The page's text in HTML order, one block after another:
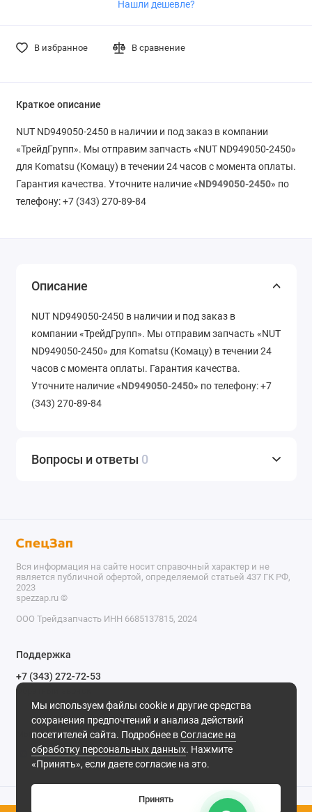
Нашли дешевле?
В избранное В сравнение
Краткое описание
NUT ND949050-2450 в наличии и под заказ в компании
«ТрейдГрупп». Мы отправим запчасть «NUT ND949050-2450»
для Komatsu (Комацу) в течении 24 часов с момента оплаты.
Гарантия качества. Уточните наличие «ND949050-2450» по
телефону: +7 (343) 270-89-84
Описание
NUT ND949050-2450 в наличии и под заказ в
компании «ТрейдГрупп». Мы отправим запчасть «NUT
ND949050-2450» для Komatsu (Комацу) в течении 24
часов с момента оплаты. Гарантия качества.
Уточните наличие «ND949050-2450» по телефону: +7
(343) 270-89-84
Вопросы и ответы 0
Мы используем файлы cookie и другие средства
сохранения предпочтений и анализа действий
посетителей сайта. Подробнее вСогласие на
обработку персональных данных. Нажмите
«Принять», если даете согласие на это.
Принять
Вся информация на сайте носит справочный характер и не
является публичной офертой, определяемой статьей 437 ГК РФ,
2023
spezzap.ru ©️
ООО Трейдзапчасть ИНН 6685137815, 2024
Поддержка
+7 (343) 272-72-53
Обратный звонок
620030, г. Екатеринбург, ул. Карьерная, д. 14, оф. 14.
Мы в сети